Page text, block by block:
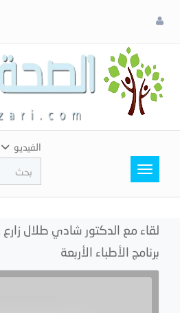
لونك
المفضل
Toggle
navigation
الفيديو
لقاء مع الدكتور شادي طلال
برنامج الأطباء الأربعة